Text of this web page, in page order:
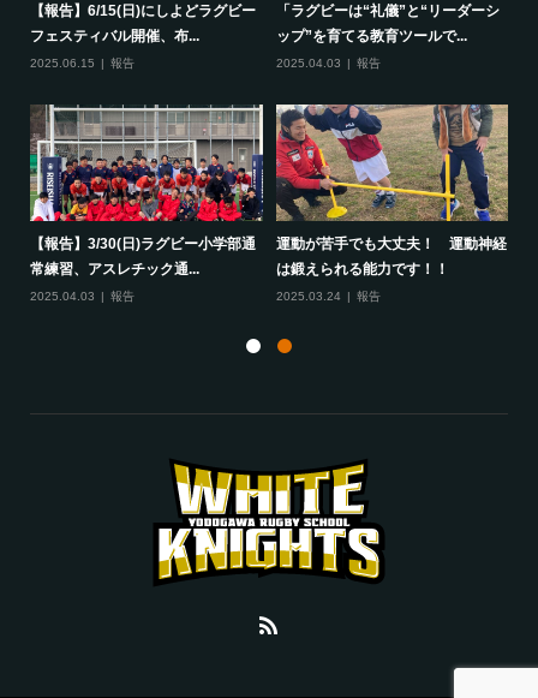
【報告】6/15(日)にしよどラグビー
フェスティバル開催、布...
2025.06.15 報告
「ラグビーは“礼儀”と“リーダーシ
ップ”を育てる教育ツールで...
2025.04.03 報告
【報告】3/30(日)ラグビー小学部通
常練習、アスレチック通...
2025.04.03 報告
運動が苦手でも大丈夫！ 運動神経
は鍛えられる能力です！！
2025.03.24 報告